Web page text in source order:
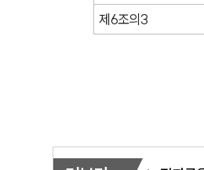
제6조의3